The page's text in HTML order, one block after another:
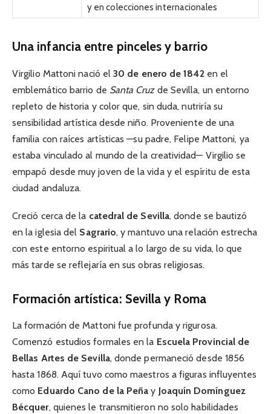
y en colecciones internacionales
Una infancia entre pinceles y barrio
Virgilio Mattoni nació el30 de enero de 1842en el
emblemático barrio de Santa Cruzde Sevilla, un entorno
repleto de historia y color que, sin duda, nutriría su
sensibilidad artística desde niño. Proveniente de una
familia con raíces artísticas —su padre, Felipe Mattoni, ya
estaba vinculado al mundo de la creatividad— Virgilio se
empapó desde muy joven de la vida y el espíritu de esta
ciudad andaluza.
Creció cerca de la catedral de Sevilla, donde se bautizó
en la iglesia del Sagrario, y mantuvo una relación estrecha
con este entorno espiritual a lo largo de su vida, lo que
más tarde se reflejaría en sus obras religiosas.
Formación artística: Sevilla y Roma
La formación de Mattoni fue profunda y rigurosa.
Comenzó estudios formales en la Escuela Provincial de
Bellas Artes de Sevilla, donde permaneció desde 1856
hasta 1868. Aquí tuvo como maestros a figuras influyentes
como Eduardo Cano de la Peña y Joaquín Domínguez
Bécquer, quienes le transmitieron no solo habilidades